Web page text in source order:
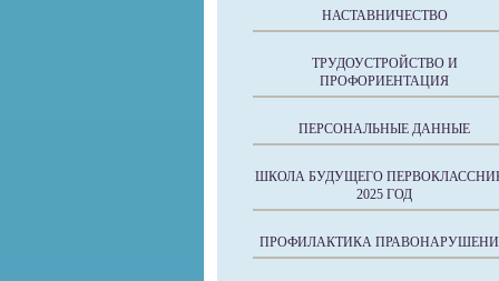
НАСТАВНИЧЕСТВО
ТРУДОУСТРОЙСТВО И
ПРОФОРИЕНТАЦИЯ
ПЕРСОНАЛЬНЫЕ ДАННЫЕ
ШКОЛА БУДУЩЕГО
2025 ГОД
ПРОФИЛАКТИКА